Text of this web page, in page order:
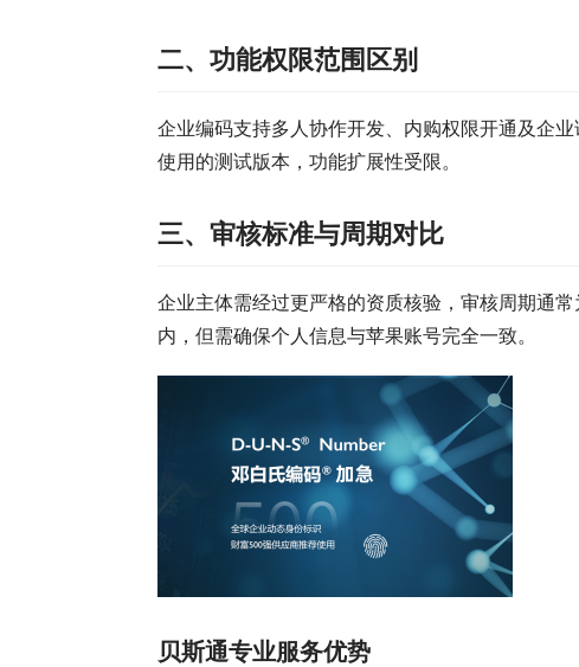
二、功能权限范围区别
企业编码支持多人协作开发、内购权限开通及企
使用的测试版本，功能扩展性受限。
三、审核标准与周期对比
企业主体需经过更严格的资质核验，审核周期通
内，但需确保个人信息与苹果账号完全一致。
贝斯通专业服务优势